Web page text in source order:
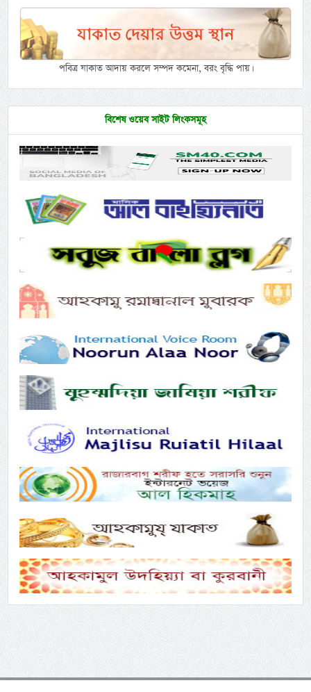
পবিত্র যাকাত আদায় করলে সম্পদ কমেনা, বরং বৃদ্ধি পায়।
বিশেষ ওয়েব সাইট লিংকসমূহ